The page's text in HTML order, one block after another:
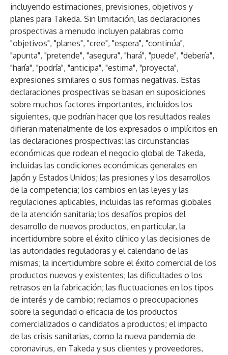
incluyendo estimaciones, previsiones, objetivos y
planes para Takeda. Sin limitación, las declaraciones
prospectivas a menudo incluyen palabras como
"objetivos", "planes", "cree", "espera", "continúa",
"apunta", "pretende", "asegura", "hará", "puede", "debería",
"haría", "podría", "anticipa", "estima", "proyecta",
expresiones similares o sus formas negativas. Estas
declaraciones prospectivas se basan en suposiciones
sobre muchos factores importantes, incluidos los
siguientes, que podrían hacer que los resultados reales
difieran materialmente de los expresados o implícitos en
las declaraciones prospectivas: las circunstancias
económicas que rodean el negocio global de Takeda,
incluidas las condiciones económicas generales en
Japón y Estados Unidos; las presiones y los desarrollos
de la competencia; los cambios en las leyes y las
regulaciones aplicables, incluidas las reformas globales
de la atención sanitaria; los desafíos propios del
desarrollo de nuevos productos, en particular, la
incertidumbre sobre el éxito clínico y las decisiones de
las autoridades reguladoras y el calendario de las
mismas; la incertidumbre sobre el éxito comercial de los
productos nuevos y existentes; las dificultades o los
retrasos en la fabricación; las fluctuaciones en los tipos
de interés y de cambio; reclamos o preocupaciones
sobre la seguridad o eficacia de los productos
comercializados o candidatos a productos; el impacto
de las crisis sanitarias, como la nueva pandemia de
coronavirus, en Takeda y sus clientes y proveedores,